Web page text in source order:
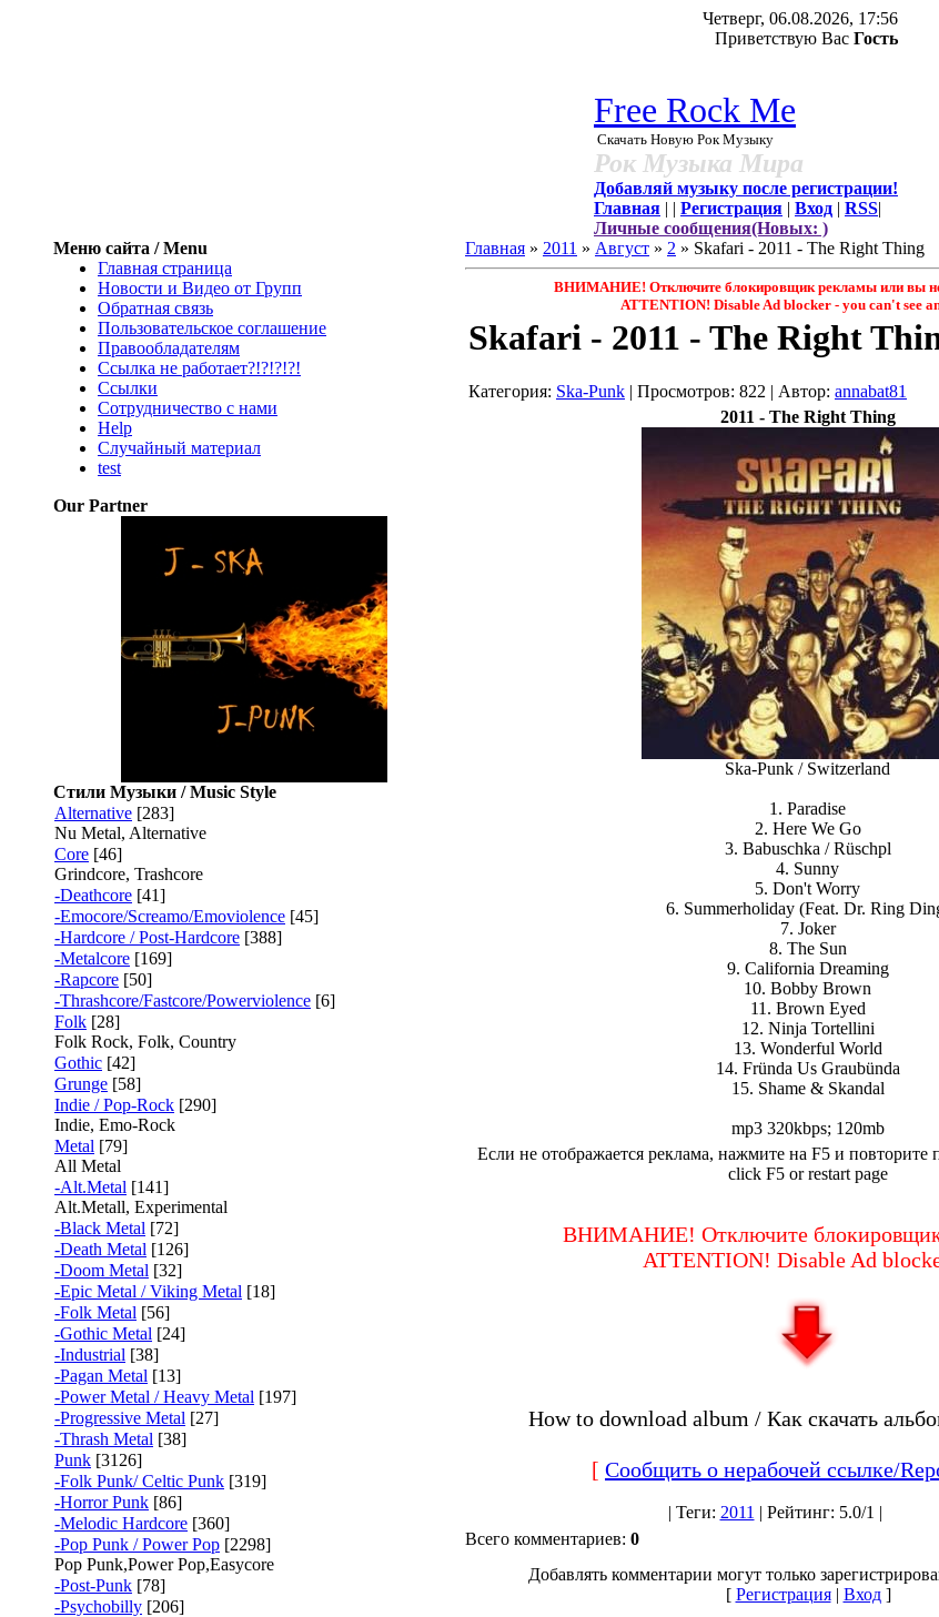
Четверг, 06.08.2026, 17:56
Приветствую Вас Гость
Free Rock Me
Скачать Новую Рок Музыку
Рок Музыка Мира
Добавляй музыку после регистрации!
Главная | | Регистрация | Вход | RSS|
Личные сообщения(Новых: )
Меню сайта / Menu
Главная страница
Новости и Видео от Групп
Обратная связь
Пользовательское соглашение
Правообладателям
Ссылка не работает?!?!?!?!
Ссылки
Сотрудничество с нами
Help
Cлучайный материал
test
Our Partner
Стили Музыки / Music Style
Alternative [283]
Nu Metal, Alternative
Core [46]
Grindcore, Trashcore
-Deathcore [41]
-Emocore/Screamo/Emoviolence [45]
-Hardcore / Post-Hardcore [388]
-Metalcore [169]
-Rapcore [50]
-Thrashcore/Fastcore/Powerviolence [6]
Folk [28]
Folk Rock, Folk, Country
Gothic [42]
Grunge [58]
Indie / Pop-Rock [290]
Indie, Emo-Rock
Metal [79]
All Metal
-Alt.Metal [141]
Alt.Metall, Experimental
-Black Metal [72]
-Death Metal [126]
-Doom Metal [32]
-Epic Metal / Viking Metal [18]
-Folk Metal [56]
-Gothic Metal [24]
-Industrial [38]
-Pagan Metal [13]
-Power Metal / Heavy Metal [197]
-Progressive Metal [27]
-Thrash Metal [38]
Punk [3126]
-Folk Punk/ Celtic Punk [319]
-Horror Punk [86]
-Melodic Hardcore [360]
-Pop Punk / Power Pop [2298]
Pop Punk,Power Pop,Easycore
-Post-Punk [78]
-Psychobilly [206]
Главная » 2011 » Август » 2 » Skafari - 2011 - The Right Thing
ВНИМАНИЕ! Отключите блокировщик рекламы или вы не
ATTENTION! Disable Ad blocker - you саn't see
Skafari - 2011 - The Right
Категория: Ska-Punk | Просмотров: 822 | Автор: annabat81
2011 - The Right Thing
Ska-Punk / Switzerland
1. Paradise
2. Here We Go
3. Babuschka / Rüschpl
4. Sunny
5. Don't Worry
6. Summerholiday (Feat. Dr. Ring
7. Joker
8. The Sun
9. California Dreaming
10. Bobby Brown
11. Brown Eyed
12. Ninja Tortellini
13. Wonderful World
14. Fründa Us Graubünda
15. Shame & Skandal
mp3 320kbps; 120mb
Если не отображается реклама, нажмите на F5 и повторите
click F5 or restart page
ВНИМАНИЕ! Отключите
ATTENTION! Disable Ad
How to download album / Как скачать
[ Сообщить о нерабочей ссылке/
| Теги: 2011 | Рейтинг: 5.0/1 |
Всего комментариев: 0
Добавлять комментарии могут только
[ Регистрация| Вход]